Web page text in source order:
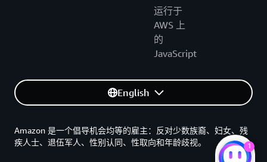
运行于
AWS 上
的
JavaScript
English
Amazon 是一个倡导机会均等的雇主：反对少数族裔、妇女、残
疾人士、退伍军人、性别认同、性取向和年龄歧视。
1